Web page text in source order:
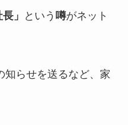
」 という 噂がネット
知らせを送るなど、家